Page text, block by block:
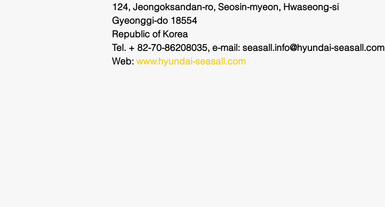
124, Jeongoksandan-ro, Seosin-myeon, Hwaseong-si
Gyeonggi-do 18554
Republic of Korea
Tel. + 82-70-86208035, e-mail: seasall.info@hyundai-seasall.com
Web: www.hyundai-seasall.com